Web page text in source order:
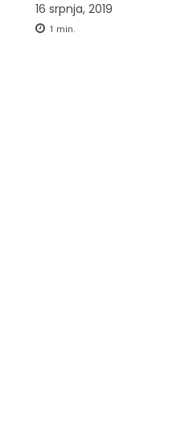
16 srpnja, 2019
1 min.